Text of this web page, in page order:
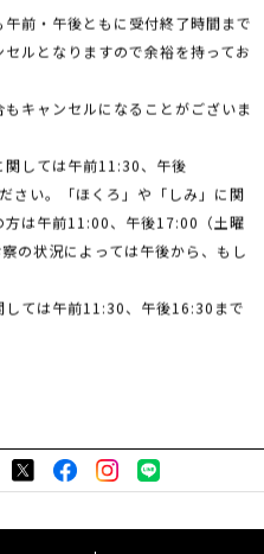
前・午後ともに受付終了時間まで
ルとなりますので余裕を持ってお
キャンセルになることがございま
しては午前11:30、午後
さい。「ほくろ」や「しみ」に関
方は午前11:00、午後17:00（土曜
の状況によっては午後から、もし
ては午前11:30、午後16:30まで